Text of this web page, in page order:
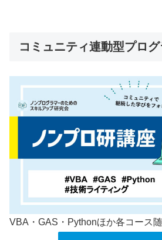
コミュニティ連動型プロ
VBA・GAS・Pythonほか各コース